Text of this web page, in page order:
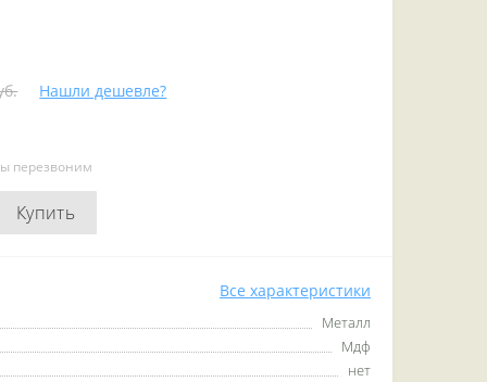
Нашли дешевле?
перезвоним
Купить
Все характеристики
Металл
Мдф
нет